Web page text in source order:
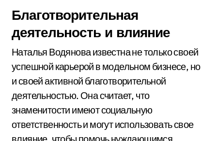
Благотворительная
деятельность и влияние
Наталья Водянова известна не только своей
успешной карьерой в модельном бизнесе, но
и своей активной благотворительной
деятельностью. Она считает, что
знаменитости имеют социальную
ответственность и могут использовать свое